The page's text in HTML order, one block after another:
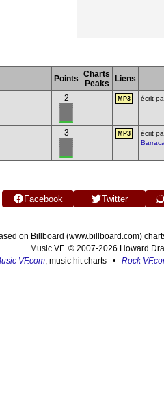
Points Charts
Peaks
Liens
2 MP3 écrit
3 MP3 écrit
Facebook Twitter
on Billboard (www.billboard.com)
Music VF © 2007-2026 Howard
VF.com , music hit charts • Rock